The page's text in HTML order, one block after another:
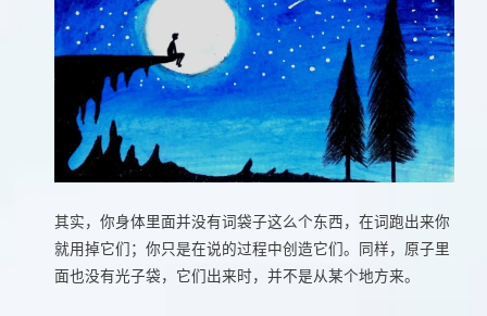
其实，你身体里面并没有词袋子这么个东西，在词跑出来你
就用掉它们；你只是在说的过程中创造它们。同样，原子里
面也没有光子袋，它们出来时，并不是从某个地方来。